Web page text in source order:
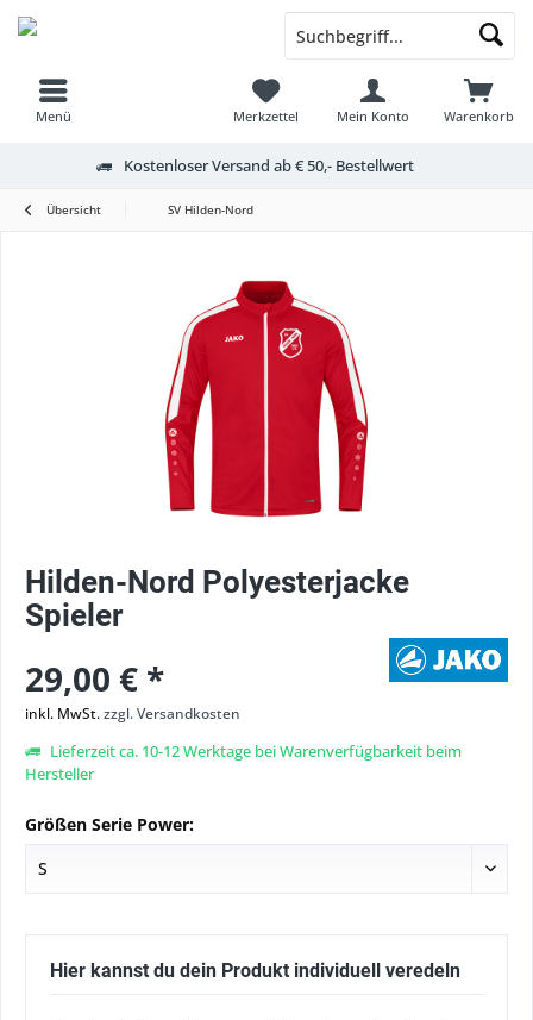
Menü Warenkorb
Merkzettel Mein Konto
Kostenloser Versand ab € 50,- Bestellwert
Übersicht SV Hilden-Nord
Hilden-Nord Polyesterjacke
Spieler
29,00 € *
inkl. MwSt.zzgl. Versandkosten
Lieferzeit ca. 10-12 Werktage bei Warenverfügbarkeit beim
Hersteller
Größen Serie Power:
Hier kannst du dein Produkt individuell veredeln